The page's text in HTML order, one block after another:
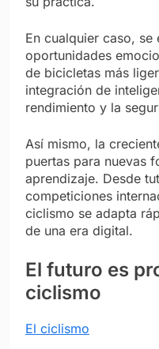
En cualquier caso, se
oportunidades
de bicicletas más
integración de
rendimiento y la
Así mismo, la
puertas para nuevas
aprendizaje. Desde
competiciones
ciclismo se adapta
de una era digital.
El futuro es
ciclismo
El ciclismo